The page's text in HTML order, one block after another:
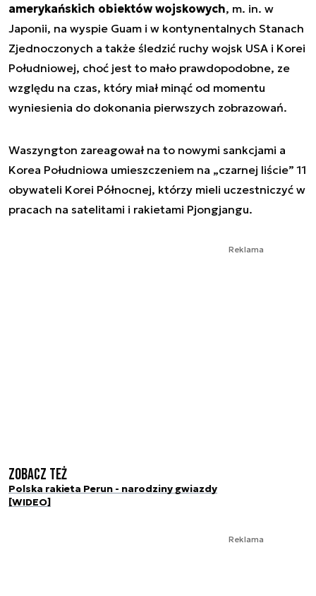
amerykańskich obiektów wojskowych, m. in. w
Japonii, na wyspie Guam i w kontynentalnych Stanach
Zjednoczonych a także śledzić ruchy wojsk USA i Korei
Południowej, choć jest to mało prawdopodobne, ze
względu na czas, który miał minąć od momentu
wyniesienia do dokonania pierwszych zobrazowań.
Waszyngton zareagował na to nowymi sankcjami a
Korea Południowa umieszczeniem na „czarnej liście” 11
obywateli Korei Północnej, którzy mieli uczestniczyć w
pracach na satelitami i rakietami Pjongjangu.
Reklama
Zobacz też
Polska rakieta Perun - narodziny gwiazdy
[WIDEO]
Reklama